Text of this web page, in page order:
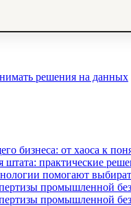
решения на данных
бизнеса: от хаоса к
практические
помогают
промышленной
промышленной